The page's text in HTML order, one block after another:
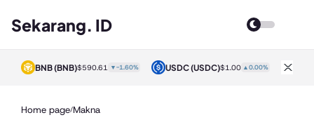
Sekarang. ID
BNB(BNB)$590.61 ▼-1.60% USDC(USDC)$1.00 ▲0.00%
Home page/Makna